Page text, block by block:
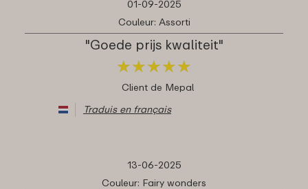
01-09-2025
Couleur: Assorti
"Goede prijs kwaliteit"
★★★★★
★★★★★
Client de Mepal
Traduis en français
13-06-2025
Couleur: Fairy wonders